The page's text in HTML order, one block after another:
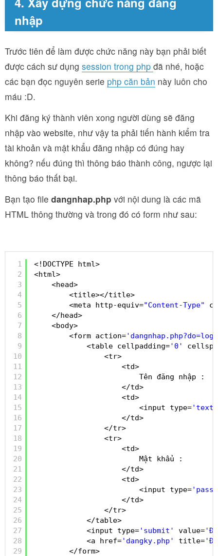
nhập
Trước tiên để làm được chức năng này bạn phải biết
được cách sư dụng session trong php đã nhé, hoặc
các bạn đọc nguyên serie php căn bản này luôn cho
máu :D.
Khi đăng ký thành viên xong người dùng sẽ đăng
nhập vào website, như vậy ta phải tiến hành kiểm tra
tài khoản và mật khẩu đăng nhập có đúng hay
không? nếu đúng thì thông báo thành công, ngược lại
thông báo thất bại.
Bạn tạo file dangnhap.php với nội dung là các mã
HTML thông thường và trong đó có form như sau:
1
2
3
4
5
6
7
8
9
10
11
12
13
14
15
16
17
18
19
20
21
22
23
24
25
26
27
28
29
<!DOCTYPE html>
<html>
<head>
<title></title>
<meta http-equiv="Content-Type"
</head>
<body>
<form action=
<table cellpadding='0'
<tr>
<td>
Tên đăng nhập :
</td>
<td>
<input type='text'
</td>
</tr>
<tr>
<td>
Mật khẩu :
</td>
<td>
<input type=
</td>
</tr>
</table>
<input type='submit' value=
<a href='dangky.php' title=
</form>